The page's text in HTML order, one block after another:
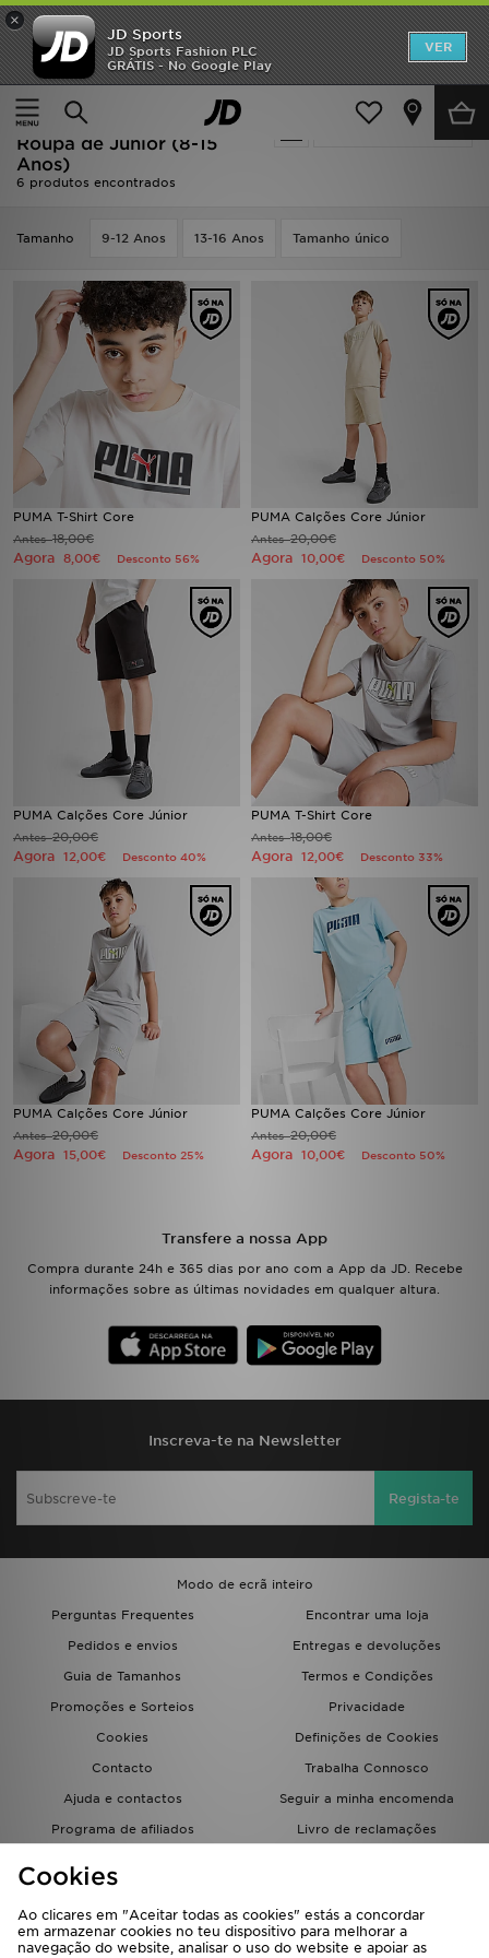
×
JD Sports
JD Sports Fashion PLC
GRÁTIS - No Google Play
VER
Página principal
Criança Roupa de Júnior (8-15 Anos)
Actualizar a pesquisa
Oferta | Criança - PUMA
Roupa de Júnior (8-15
Anos)
6 produtos encontrados
Tamanho 9-12 Anos 13-16 Anos Tamanho único
PUMA T-Shirt Core
Antes18,00€
Agora 8,00€ Desconto 56%
PUMA Calções Core Júnior
Antes20,00€
Agora 10,00€ Desconto 50%
PUMA Calções Core Júnior
Antes20,00€
Agora 12,00€ Desconto 40%
PUMA T-Shirt Core
Antes18,00€
Agora 12,00€ Desconto 33%
PUMA Calções Core Júnior
Antes20,00€
Agora 15,00€ Desconto 25%
PUMA Calções Core Júnior
Antes20,00€
Agora 10,00€ Desconto 50%
Transfere a nossa App
Compra durante 24h e 365 dias por ano com a App da JD. Recebe
informações sobre as últimas novidades em qualquer altura.
Inscreva-te na Newsletter
Regista-te
Modo de ecrã inteiro
Perguntas Frequentes
Encontrar uma loja
Pedidos e envios
Entregas e devoluções
Guia de Tamanhos
Termos e Condições
Promoções e Sorteios
Privacidade
Cookies
Definições de Cookies
Contacto
Trabalha Connosco
Ajuda e contactos
Seguir a minha encomenda
Programa de afiliados
Livro de reclamações
INÍCIO
Promoções
NOVIDADES
HOMEM
MULHER
CRIANÇA
ESTILO
DESPORTO
FUTEBOL JD
VER MARCAS
LOCALIZADOR DE LOJAS
MENSAGENS
SUBSCREVE
ESTADO DO TEU PEDIDO
ATENÇÃO AO CLIENTE
FAZ DOWNLOAD DA APP
TRABALHA CONNOSCO
Cookies
Ao clicares em "Aceitar todas as cookies" estás a concordar
em armazenar cookies no teu dispositivo para melhorar a
navegação do website, analisar o uso do website e apoiar as